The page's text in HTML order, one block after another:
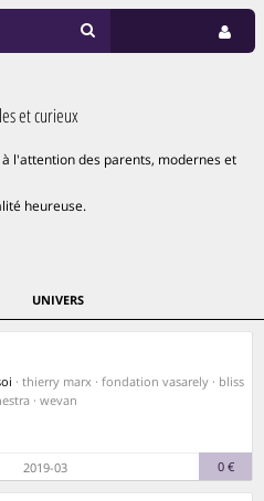
et curieux
l'attention des parents, modernes et
heureuse.
UNIVERS
· thierry marx · fondation vasarely · bliss
· wevan
2019-03 0 €